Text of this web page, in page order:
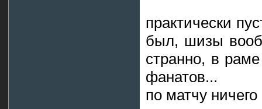
практически
был, шизы
странно, в
фанатов...
по матчу